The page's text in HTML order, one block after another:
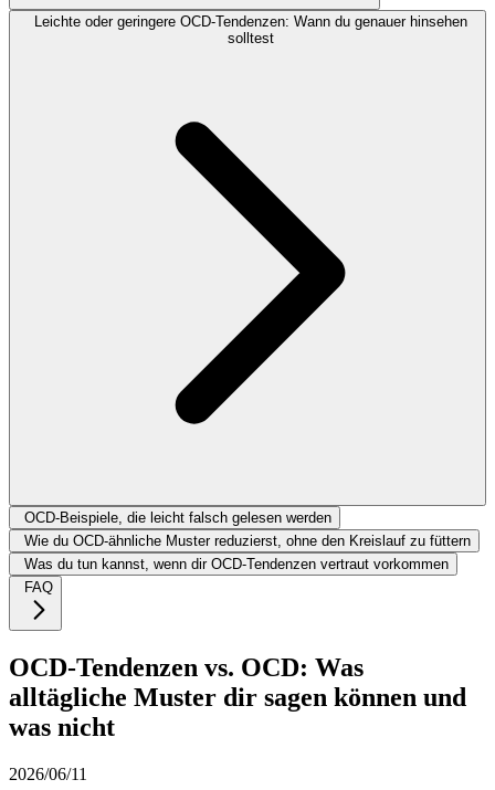
Leichte oder geringere OCD-Tendenzen: Wann du genauer hinsehen
solltest
OCD-Beispiele, die leicht falsch gelesen werden
Wie du OCD-ähnliche Muster reduzierst, ohne den Kreislauf zu füttern
Was du tun kannst, wenn dir OCD-Tendenzen vertraut vorkommen
FAQ
OCD-Tendenzen vs. OCD: Was
alltägliche Muster dir sagen können und
was nicht
2026/06/11